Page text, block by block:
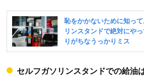
セルフガソリンスタンドでの給油